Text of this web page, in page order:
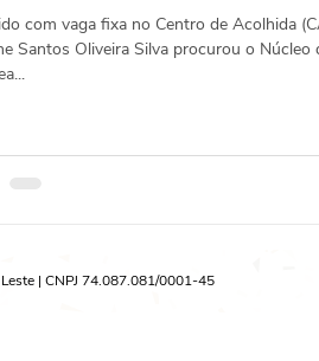
com vaga fixa no Centro de Acolhida
Santos Oliveira Silva procurou o Núcleo
| CNPJ 74.087.081/0001-45